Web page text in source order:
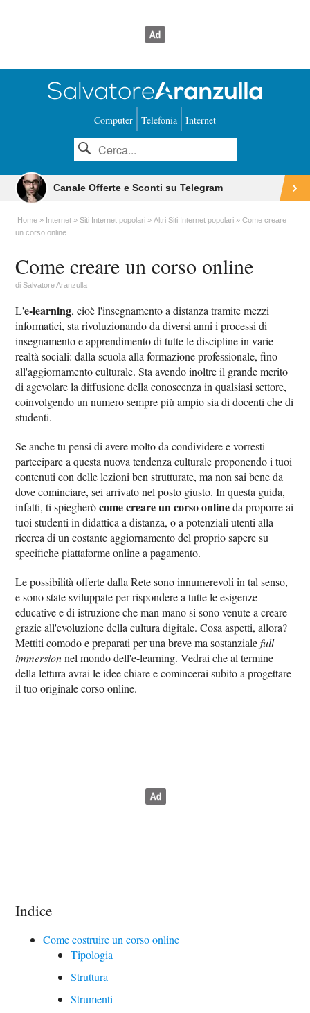
Computer Telefonia Internet
Canale Offerte e Sconti su Telegram
Home Internet Siti Internet popolari Altri Siti Internet popolari
Come creare
un corso online
Come creare un corso online
diSalvatore Aranzulla
L'e-learning, cioè l'insegnamento a distanza tramite mezzi
informatici, sta rivoluzionando da diversi anni i processi di
insegnamento e apprendimento di tutte le discipline in varie
realtà sociali: dalla scuola alla formazione professionale, fino
all'aggiornamento culturale. Sta avendo inoltre il grande merito
di agevolare la diffusione della conoscenza in qualsiasi settore,
coinvolgendo un numero sempre più ampio sia di docenti che di
studenti.
Se anche tu pensi di avere molto da condividere e vorresti
partecipare a questa nuova tendenza culturale proponendo i tuoi
contenuti con delle lezioni ben strutturate, ma non sai bene da
dove cominciare, sei arrivato nel posto giusto. In questa guida,
infatti, ti spiegheròcome creare un corso onlineda proporre ai
tuoi studenti in didattica a distanza, o a potenziali utenti alla
ricerca di un costante aggiornamento del proprio sapere su
specifiche piattaforme online a pagamento.
Le possibilità offerte dalla Rete sono innumerevoli in tal senso,
e sono state sviluppate per rispondere a tutte le esigenze
educative e di istruzione che man mano si sono venute a creare
grazie all'evoluzione della cultura digitale. Cosa aspetti, allora?
Mettiti comodo e preparati per una breve ma sostanzialefull
immersionnel mondo dell'e-learning. Vedrai che al termine
della lettura avrai le idee chiare e comincerai subito a progettare
il tuo originale corso online.
Indice
Come costruire un corso online
Tipologia
Struttura
Strumenti